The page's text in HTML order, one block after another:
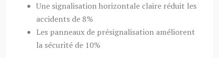
Une signalisation horizontale claire réduit les
accidents de 8%
Les panneaux de présignalisation améliorent
la sécurité de 10%